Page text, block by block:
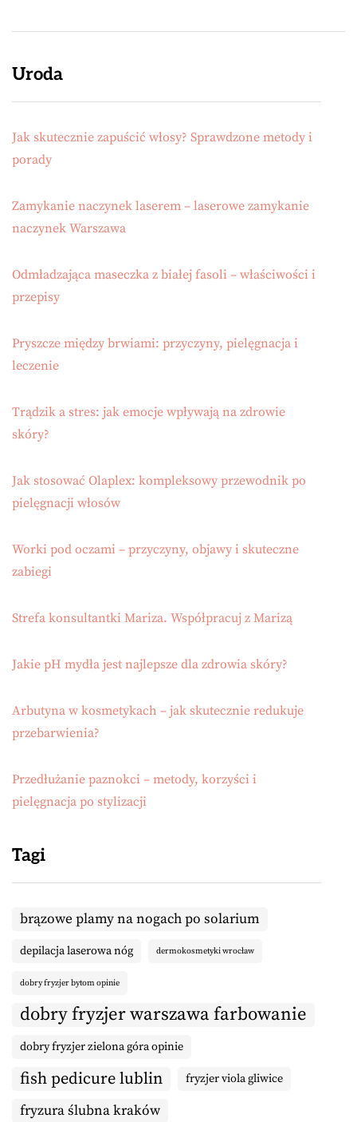
Uroda
Jak skutecznie zapuścić włosy? Sprawdzone metody i
porady
Zamykanie naczynek laserem – laserowe zamykanie
naczynek Warszawa
Odmładzająca maseczka z białej fasoli – właściwości i
przepisy
Pryszcze między brwiami: przyczyny, pielęgnacja i
leczenie
Trądzik a stres: jak emocje wpływają na zdrowie
skóry?
Jak stosować Olaplex: kompleksowy przewodnik po
pielęgnacji włosów
Worki pod oczami – przyczyny, objawy i skuteczne
zabiegi
Strefa konsultantki Mariza. Współpracuj z Marizą
Jakie pH mydła jest najlepsze dla zdrowia skóry?
Arbutyna w kosmetykach – jak skutecznie redukuje
przebarwienia?
Przedłużanie paznokci – metody, korzyści i
pielęgnacja po stylizacji
Tagi
brązowe plamy na nogach po solarium
depilacja laserowa nóg dermokosmetyki wrocław
dobry fryzjer bytom opinie
dobry fryzjer warszawa farbowanie
dobry fryzjer zielona góra opinie
fish pedicure lublin fryzjer viola gliwice
fryzura ślubna kraków